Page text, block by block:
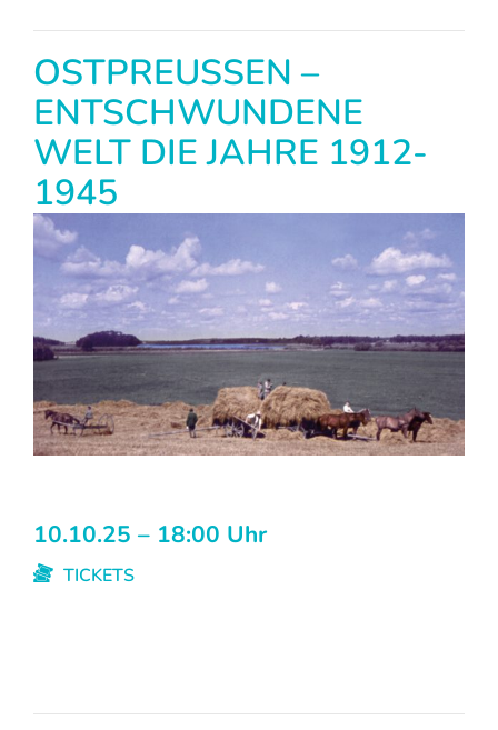
OSTPREUSSEN –
ENTSCHWUNDENE
WELT DIE JAHRE 1912-
1945
10.10.25 – 18:00 Uhr
TICKETS